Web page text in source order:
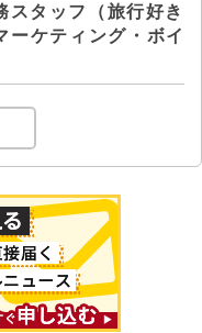
スタッフ（旅行好き
ーケティング・ボイ